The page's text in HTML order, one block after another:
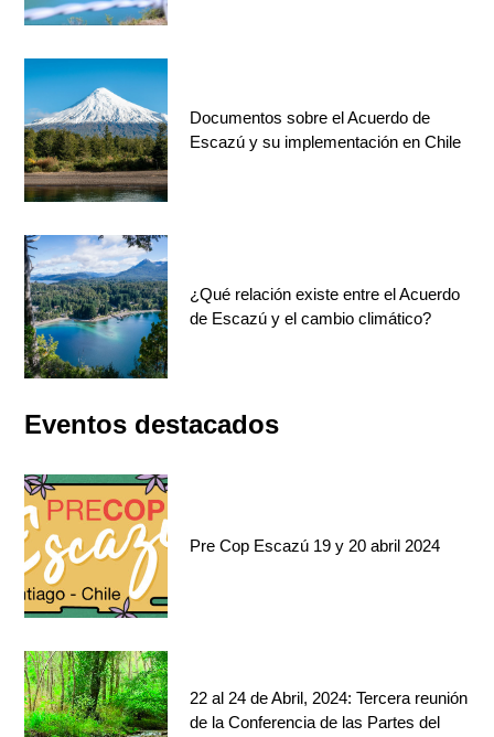
Documentos sobre el Acuerdo de
Escazú y su implementación en Chile
¿Qué relación existe entre el Acuerdo
de Escazú y el cambio climático?
Eventos destacados
Pre Cop Escazú 19 y 20 abril 2024
22 al 24 de Abril, 2024: Tercera reunión
de la Conferencia de las Partes del